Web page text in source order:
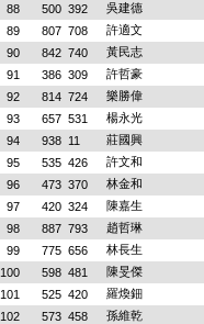
88
500 392
吳建德
89
807 708
許適文
90
842 740
黃民志
91
386 309
許哲豪
92
814 724
樂勝偉
93
657 531
楊永光
94
938 11
莊國興
95
535 426
許文和
96
473 370
林金和
97
420 324
陳嘉生
98
887 793
趙哲琳
99
775 656
林長生
100
598 481
陳旻傑
101
525 420
羅煥鈿
102
573 458
孫維乾